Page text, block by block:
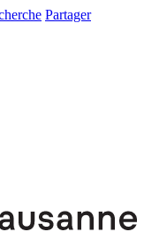
Partager